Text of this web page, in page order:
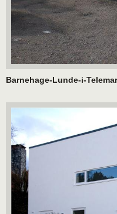
Barnehage-Lunde-i-